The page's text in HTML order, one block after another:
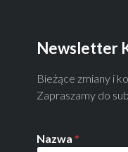
Newsletter
Bieżące zmiany i
Zapraszamy do
Nazwa *